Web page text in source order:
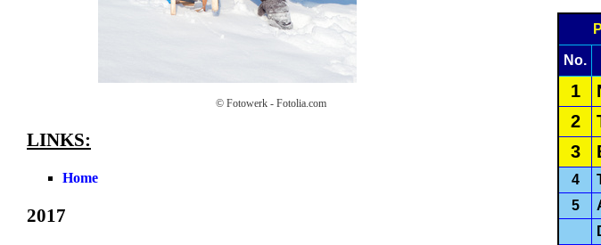
© Fotowerk - Fotolia.com
LINKS:
Home
2017
No.
1
2
3
4
5